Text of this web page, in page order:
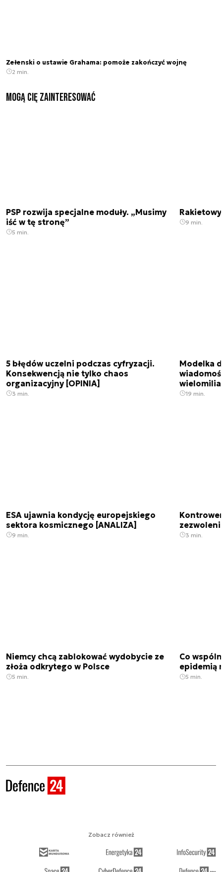
Zełenski o ustawie Grahama: pomoże zakończyć wojnę
2 min.
Mogą Cię zainteresować
PSP rozwija specjalne moduły. „Musimy
iść w tę stronę”
5 min.
9 min.
5 błędów uczelni podczas cyfryzacji.
Konsekwencją nie tylko chaos
organizacyjny [OPINIA]
3 min.
Modelka
19 min.
ESA ujawnia kondycję europejskiego
sektora kosmicznego [ANALIZA]
9 min. 3 min.
Niemcy chcą zablokować wydobycie ze
złoża odkrytego w Polsce
5 min.
Co
epidemią
5 min.
Zobacz również